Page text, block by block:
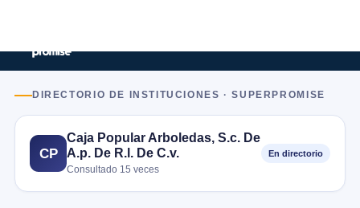
DIRECTORIO DE INSTITUCIONES · SUPERPROMISE
CP
Caja Popular Arboledas, S.c. De
A.p. De R.l. De C.v.
Consultado 15 veces
En directorio